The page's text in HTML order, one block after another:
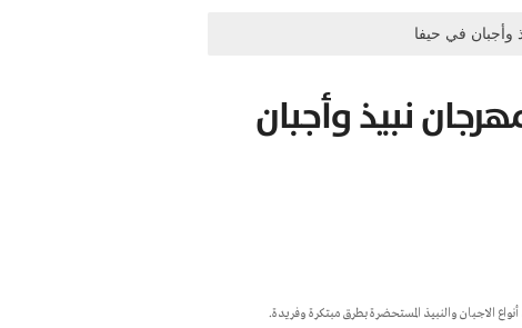
وأجبان في حيفا
نبيذ وأجبان
الاجبان والنبيذ المستحضرة بطرق مبتكرة وفريدة.